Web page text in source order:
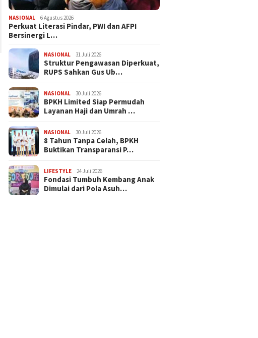
NASIONAL 6 Agustus 2026
Perkuat Literasi Pindar, PWI dan AFPI
Bersinergi L…
NASIONAL 31 Juli 2026
​Struktur Pengawasan Diperkuat,
RUPS Sahkan Gus Ub…
NASIONAL 30 Juli 2026
BPKH Limited Siap Permudah
Layanan Haji dan Umrah …
NASIONAL 30 Juli 2026
​8 Tahun Tanpa Celah, BPKH
Buktikan Transparansi P…
LIFESTYLE 24 Juli 2026
Fondasi Tumbuh Kembang Anak
Dimulai dari Pola Asuh…